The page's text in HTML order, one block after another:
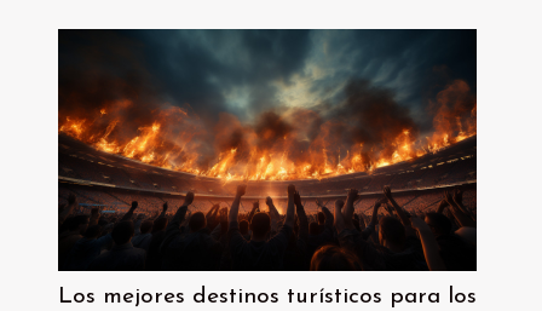
Los mejores destinos turísticos para los